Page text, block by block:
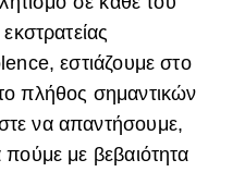
εστιάζουμε στο
πλήθος σημαντικών
να απαντήσουμε,
με βεβαιότητα